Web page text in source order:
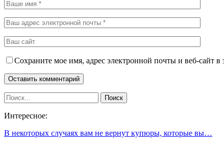
Сохраните мое имя, адрес электронной почты и веб-сайт
Интересное:
В некоторых случаях вам не вернут купюры, которые вы…